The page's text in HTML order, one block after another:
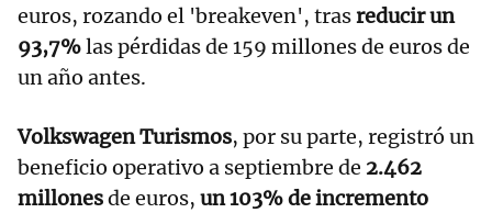
euros, rozando el 'breakeven', trasreducir un
93,7%las pérdidas de 159 millones de euros de
un año antes.
Volkswagen Turismos, por su parte, registró un
beneficio operativo a septiembre de 2.462
millonesde euros, un 103% de incremento